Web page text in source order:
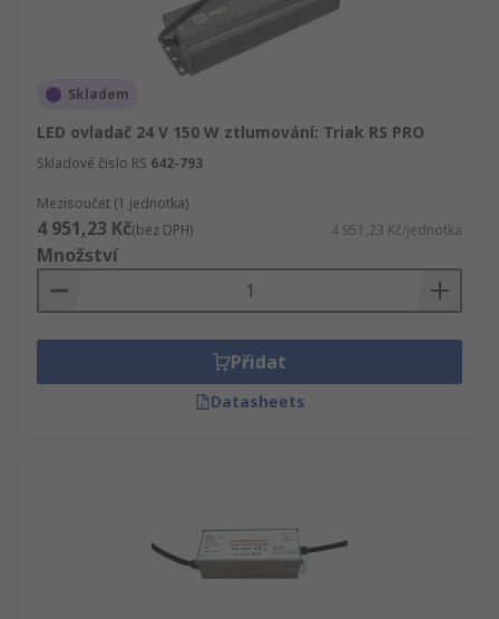
Skladem
LED ovladač 24 V 150 W ztlumování: Triak RS PRO
Skladové číslo RS 642-793
Mezisoučet (1 jednotka)
4 951,23 Kč(bez DPH) 4 951,23 Kč/jednotka
Množství
Přidat
Datasheets